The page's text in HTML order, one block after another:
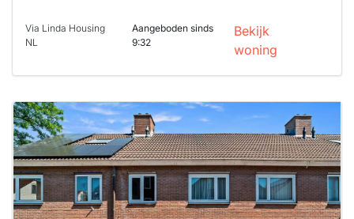
Via Linda Housing
NL
Aangeboden sinds
9:32
Bekijk
woning
Deze woning
is
waarschijnlijk
al verhuurd
Om kans te
maken moet je
binnen 15
minuten
reageren.